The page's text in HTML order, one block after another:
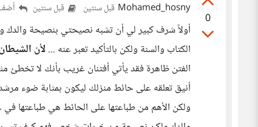
0
Mohamed_hosny قبل سنتين قبل سنتين
أولاً شرف كبير لي أن تشبه نصيحتي بنصيحة والدك
الكتاب والسنة ولكن بالتأكيد تعبر عنه ...لأن
الفتن ظاهرة فقد يأتي أفتنان غريب بأنك لا تخطئ
أنيق تعلقه على حائط منزلك ليكون بمثابة ضوء مرشد
ولكن الأهم من طباعتها على الحائط هي طباعتها